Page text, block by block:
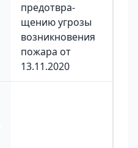
предотвра-
щению угрозы
возникновения
пожара от
13.11.2020